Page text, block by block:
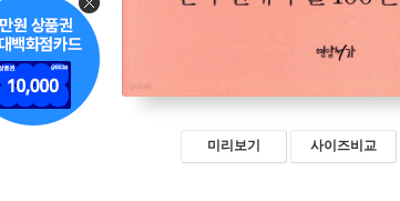
미리보기 사이즈비교